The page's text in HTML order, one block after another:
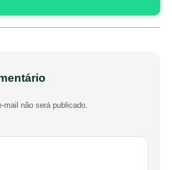
mail não será publicado.